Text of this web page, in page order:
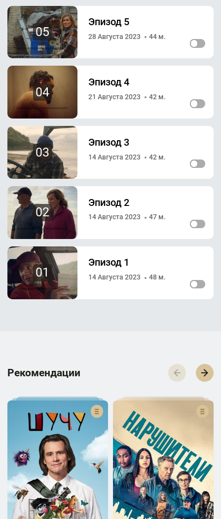
05
Эпизод 5
28 Августа 2023 44 м.
04
Эпизод 4
21 Августа 2023 42 м.
03
Эпизод 3
14 Августа 2023 42 м.
02
Эпизод 2
14 Августа 2023 47 м.
01
Эпизод 1
14 Августа 2023 48 м.
Р­­­е­­­к­­­о­­­м­­­е­­­н­­­д­­­а­­­ц­­­и­­­и